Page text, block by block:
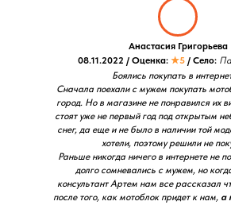
Боялись покупать в
Сначала поехали с мужем покупать
город. Но в магазине не понравился их
стоят уже не первый год под открытым
снег, да еще и не было в наличии той
хотели, поэтому решили не
Раньше никогда ничего в интернете не
долго сомневались с мужем, но
консультант Артем нам все рассказал
после того, как мотоблок придет к нам, а
Анастасия Григорьева
08.11.2022 / Оценка: ★5 / Село: